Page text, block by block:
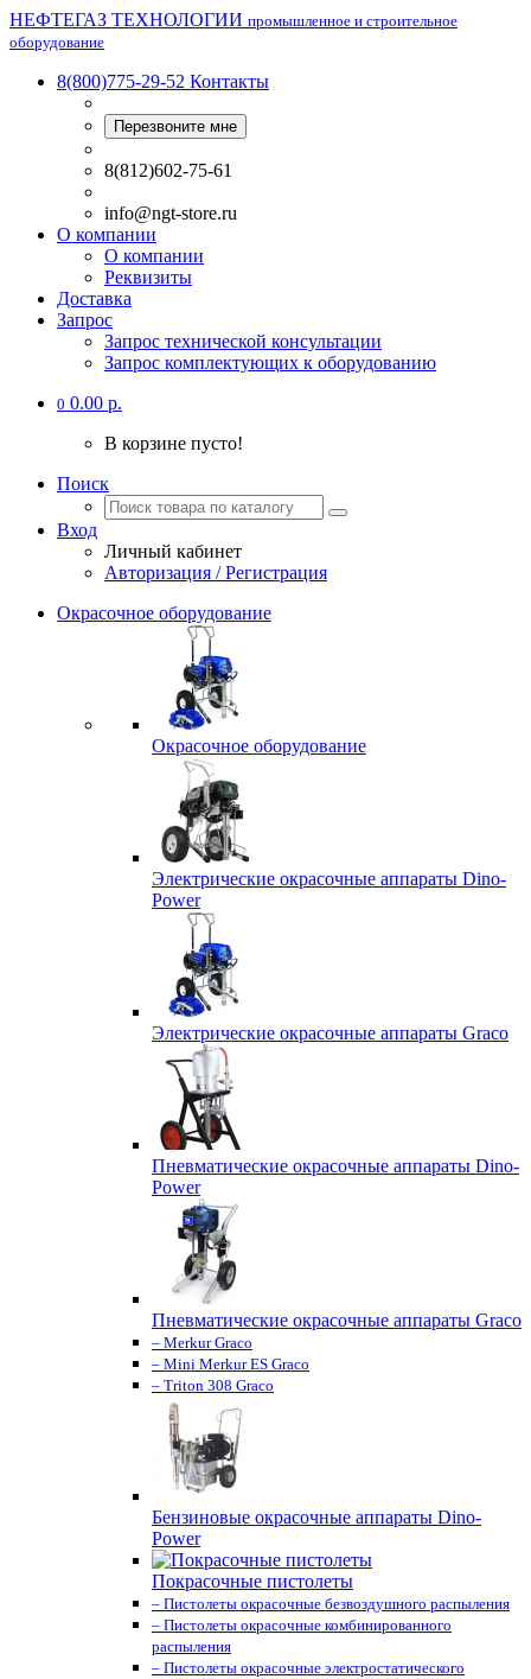
НЕФТЕГАЗ ТЕХНОЛОГИИ промышленное и строительное
оборудование
8(800)775-29-52 Контакты
Перезвоните мне
8(812)602-75-61
info@ngt-store.ru
О компании
О компании
Реквизиты
Доставка
Запрос
Запрос технической консультации
Запрос комплектующих к оборудованию
0 0.00 р.
В корзине пусто!
Поиск
Вход
Личный кабинет
Авторизация / Регистрация
Окрасочное оборудование
Окрасочное оборудование
Электрические окрасочные аппараты Dino-
Power
Электрические окрасочные аппараты Graco
Пневматические окрасочные аппараты Dino-
Power
Пневматические окрасочные аппараты Graco
– Merkur Graco
– Mini Merkur ES Graco
– Triton 308 Graco
Бензиновые окрасочные аппараты Dino-
Power
Покрасочные пистолеты
– Пистолеты окрасочные безвоздушного распыления
– Пистолеты окрасочные комбинированного
распыления
– Пистолеты окрасочные электростатического